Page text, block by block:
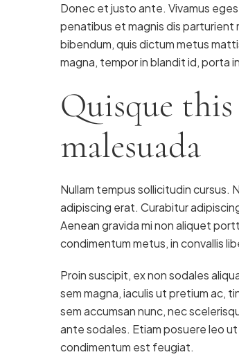
Donec et justo ante. Vivamus
penatibus et magnis dis
bibendum, quis dictum metus
magna, tempor in blandit id, porta
Quisque
malesuada
Nullam tempus sollicitudin cursus.
adipiscing erat. Curabitur
Aenean gravida mi non aliquet
condimentum metus, in convallis
Proin suscipit, ex non sodales
sem magna, iaculis ut pretium ac,
sem accumsan nunc, nec
ante sodales. Etiam posuere leo
condimentum est feugiat.